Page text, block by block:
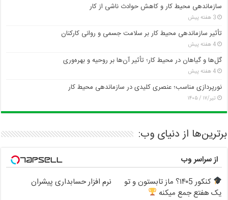
سازماندهی محیط کار و کاهش حوادث ناشی از کار
3 هفته پیش
تأثیر سازماندهی محیط کار بر سلامت جسمی و روانی کارکنان
4 هفته پیش
گل‌ها و گیاهان در محیط کار؛ تأثیر آن‌ها بر روحیه و بهره‌وری
4 هفته پیش
نورپردازی مناسب؛ عنصری کلیدی در سازماندهی محیط کار
تیر/۱۷ / ۱۴۰۵
برترین‌ها از دنیای وب:
از سراسر وب
کنکور ۱۴۰5؟ ماز تابستون و تو
یک هفتع جمع میکنه
نرم افزار حسابداری پیشران